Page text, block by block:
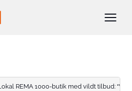
REMA 1000-butik med vildt tilbud: “VI